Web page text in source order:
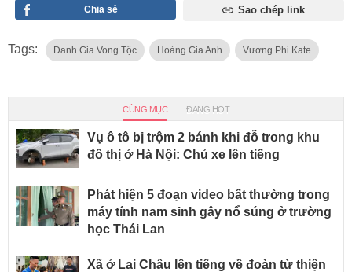
Chia sẻ Sao chép link
Tags: Danh Gia Vong Tộc Hoàng Gia Anh Vương Phi Kate
CÙNG MỤC ĐANG HOT
Vụ ô tô bị trộm 2 bánh khi đỗ trong khu
đô thị ở Hà Nội: Chủ xe lên tiếng
Phát hiện 5 đoạn video bất thường trong
máy tính nam sinh gây nổ súng ở trường
học Thái Lan
Xã ở Lai Châu lên tiếng về đoàn từ thiện